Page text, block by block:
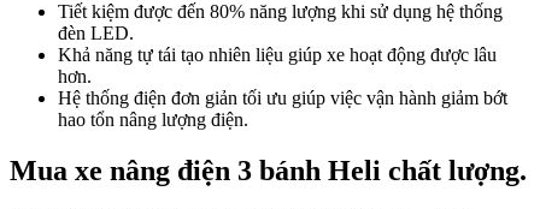
Tiết kiệm được đến 80% năng lượng khi sử dụng hệ thống
đèn LED.
Khả năng tự tái tạo nhiên liệu giúp xe hoạt động được lâu
hơn.
Hệ thống điện đơn giản tối ưu giúp việc vận hành giảm bớt
hao tổn nâng lượng điện.
Mua xe nâng điện 3 bánh Heli chất lượng.